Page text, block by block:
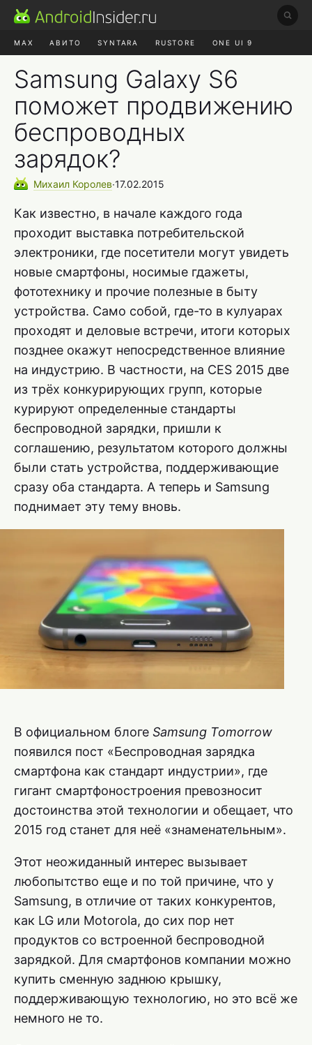
MAX АВИТО SYNTARA RUSTORE ONE UI 9
Samsung Galaxy S6
поможет продвижению
беспроводных
зарядок?
Михаил Королев∙17.02.2015
Как известно, в начале каждого года
проходит выставка потребительской
электроники, где посетители могут увидеть
новые смартфоны, носимые гдажеты,
фототехнику и прочие полезные в быту
устройства. Само собой, где-то в кулуарах
проходят и деловые встречи, итоги которых
позднее окажут непосредственное влияние
на индустрию. В частности, на CES 2015 две
из трёх конкурирующих групп, которые
курируют определенные стандарты
беспроводной зарядки, пришли к
соглашению, результатом которого должны
были стать устройства, поддерживающие
сразу оба стандарта. А теперь и Samsung
поднимает эту тему вновь.
В официальном блоге Samsung Tomorrow
появился пост «Беспроводная зарядка
смартфона как стандарт индустрии», где
гигант смартфоностроения превозносит
достоинства этой технологии и обещает, что
2015 год станет для неё «знаменательным».
Этот неожиданный интерес вызывает
любопытство еще и по той причине, что у
Samsung, в отличие от таких конкурентов,
как LG или Motorola, до сих пор нет
продуктов со встроенной беспроводной
зарядкой. Для смартфонов компании можно
купить сменную заднюю крышку,
поддерживающую технологию, но это всё же
немного не то.